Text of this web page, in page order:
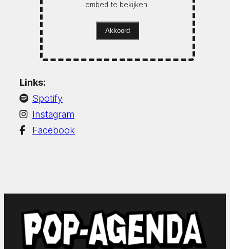
embed te bekijken.
Akkoord
Links:
Spotify
Instagram
Facebook